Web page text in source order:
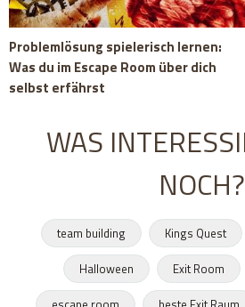
Problemlösung spielerisch lernen:
Was du im Escape Room über dich
selbst erfährst
WAS
NOCH?
team building Kings Quest
Halloween
Exit Room